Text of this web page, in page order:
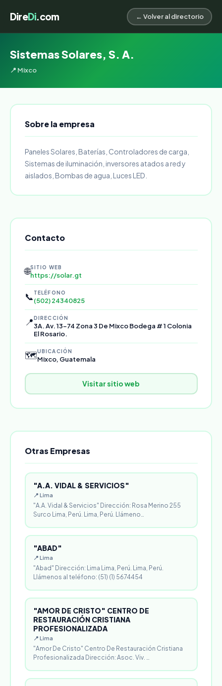
DireDi.com ← Volver al directorio
Sistemas Solares, S. A.
📍 Mixco
Sobre la empresa
Paneles Solares, Baterías, Controladores de carga,
Sistemas de iluminación, inversores atados a red y
aislados, Bombas de agua, Luces LED.
Contacto
🌐SITIO WEB
https://solar.gt
📞 TELÉFONO
(502) 24340825
📍DIRECCIÓN
3A. Av. 13-74 Zona 3 De Mixco Bodega # 1 Colonia
El Rosario.
🗺️UBICACIÓN
Mixco, Guatemala
Visitar sitio web
Otras Empresas
"A.A. VIDAL & SERVICIOS"
📍 Lima
"A.A. Vidal & Servicios" Dirección: Rosa Merino 255
Surco Lima, Perú. Lima, Perú. Llámeno…
"ABAD"
📍 Lima
"Abad" Dirección: Lima Lima, Perú. Lima, Perú.
Llámenos al teléfono: (51) (1) 5674454
"AMOR DE CRISTO" CENTRO DE
RESTAURACIÓN CRISTIANA
PROFESIONALIZADA
📍 Lima
"Amor De Cristo" Centro De Restauración Cristiana
Profesionalizada Dirección: Asoc. Viv. …